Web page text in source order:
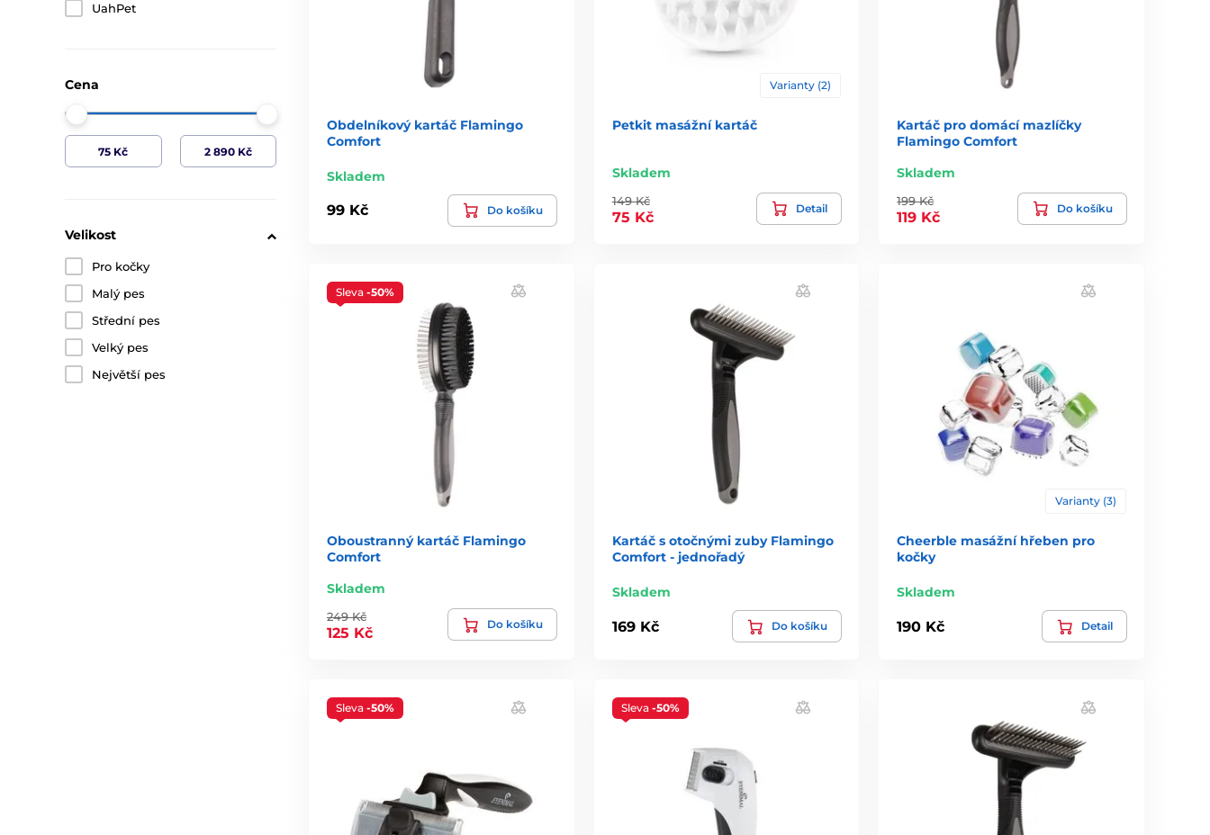
UahPet
Cena
Velikost
Pro kočky
Malý pes
Střední pes
Velký pes
Největší pes
Obdelníkový kartáč Flamingo
Comfort
Skladem
99 Kč Do košíku
Varianty (2)
Petkit masážní kartáč
Skladem
149 Kč
75 Kč
Detail
Kartáč pro domácí mazlíčky
Flamingo Comfort
Skladem
199 Kč
119 Kč
Do košíku
Sleva -50%
Oboustranný kartáč Flamingo
Comfort
Skladem
249 Kč
125 Kč
Do košíku
Kartáč s otočnými zuby Flamingo
Comfort - jednořadý
Skladem
169 Kč Do košíku
Varianty (3)
Cheerble masážní hřeben pro
kočky
Skladem
190 Kč Detail
Sleva -50% Sleva -50%